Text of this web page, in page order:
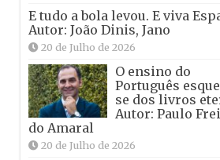
E tudo a bola levou. E viva
Autor: João Dinis, Jano
20 de Julho de 2026
O ensino do
Português
se dos livros
Autor: Paulo
do Amaral
20 de Julho de 2026